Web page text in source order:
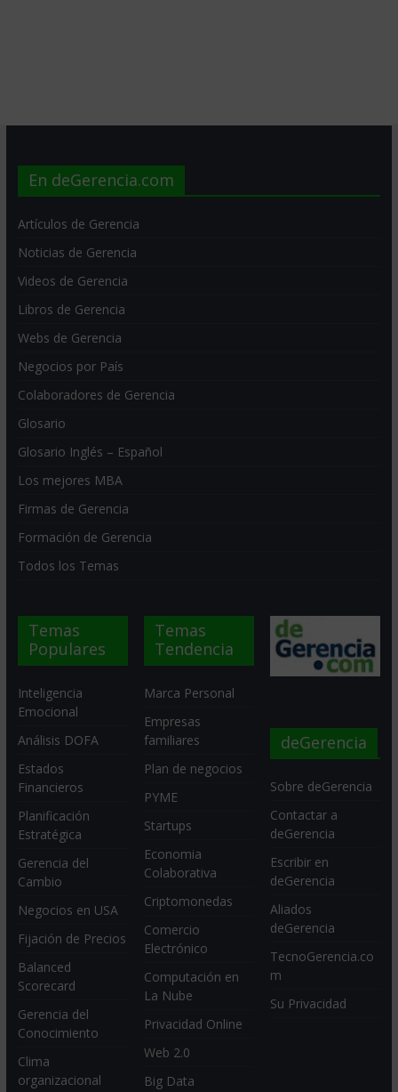
En deGerencia.com
Artículos de Gerencia
Noticias de Gerencia
Videos de Gerencia
Libros de Gerencia
Webs de Gerencia
Negocios por País
Colaboradores de Gerencia
Glosario
Glosario Inglés – Español
Los mejores MBA
Firmas de Gerencia
Formación de Gerencia
Todos los Temas
Temas
Populares
Inteligencia
Emocional
Análisis DOFA
Estados
Financieros
Planificación
Estratégica
Gerencia del
Cambio
Negocios en USA
Fijación de Precios
Balanced
Scorecard
Gerencia del
Conocimiento
Clima
organizacional
Temas
Tendencia
Marca Personal
Empresas
familiares
Plan de negocios
PYME
Startups
Economia
Colaborativa
Criptomonedas
Comercio
Electrónico
Computación en
La Nube
Privacidad Online
Web 2.0
Big Data
deGerencia
Sobre deGerencia
Contactar a
deGerencia
Escribir en
deGerencia
Aliados
deGerencia
TecnoGerencia.co
m
Su Privacidad